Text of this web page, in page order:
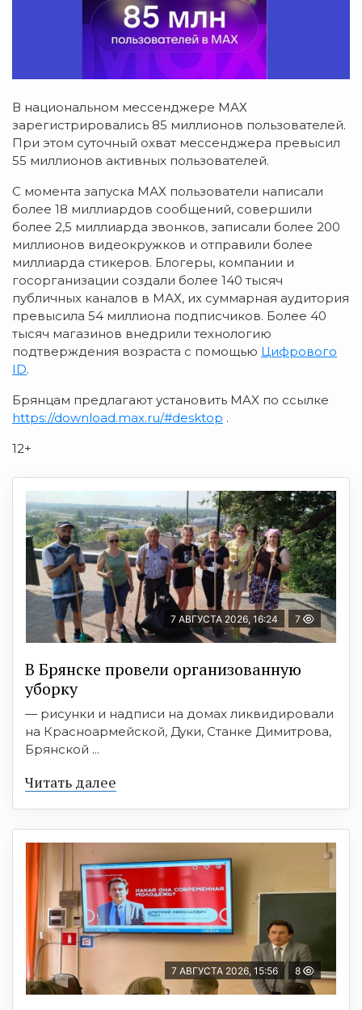
В национальном мессенджере МАХ
зарегистрировались 85 миллионов пользователей.
При этом суточный охват мессенджера превысил
55 миллионов активных пользователей.
С момента запуска МАХ пользователи написали
более 18 миллиардов сообщений, совершили
более 2,5 миллиарда звонков, записали более 200
миллионов видеокружков и отправили более
миллиарда стикеров. Блогеры, компании и
госорганизации создали более 140 тысяч
публичных каналов в МАХ, их суммарная аудитория
превысила 54 миллиона подписчиков. Более 40
тысяч магазинов внедрили технологию
подтверждения возраста с помощью Цифрового
ID.
Брянцам предлагают установить MAX по ссылке
https://download.max.ru/#desktop .
12+
7 АВГУСТА 2026, 16:24 7
В Брянске провели организованную
уборку
— рисунки и надписи на домах ликвидировали
на Красноармейской, Дуки, Станке Димитрова,
Брянской ...
Читать далее
7 АВГУСТА 2026, 15:56 8